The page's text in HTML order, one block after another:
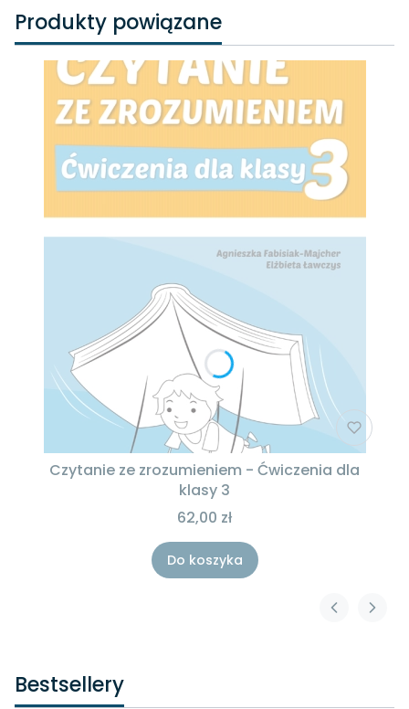
Produkty powiązane
Czytanie ze zrozumieniem - Ćwiczenia dla
klasy 3
62,00 zł
Do koszyka
Bestsellery